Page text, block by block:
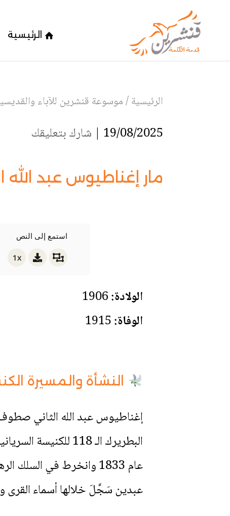
الرئيسية
الرئيسية/موسوعة قنشرين للآباء
19/08/2025 | شارك بتعليقك
مار إغناطيوس عبد الله
استمع إلى النص
1x
الولادة:
الوفاة:
النشأة والمسيرة
إغناطيوس عبد الله الثاني
البطريرك الـ 118
عبدين سَجَّلَ خلالها أسماء القرى